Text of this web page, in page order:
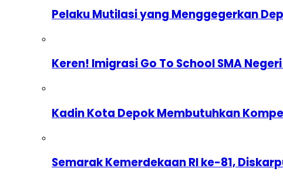
Pelaku Mutilasi yang Menggegerkan
Keren! Imigrasi Go To School SMA
Kadin Kota Depok Membutuhkan
Semarak Kemerdekaan RI ke-81,